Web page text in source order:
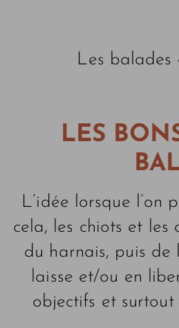
Les balades
LES
L’idée lorsque l’on
cela, les chiots et
du harnais, puis de
laisse et/ou en
objectifs et